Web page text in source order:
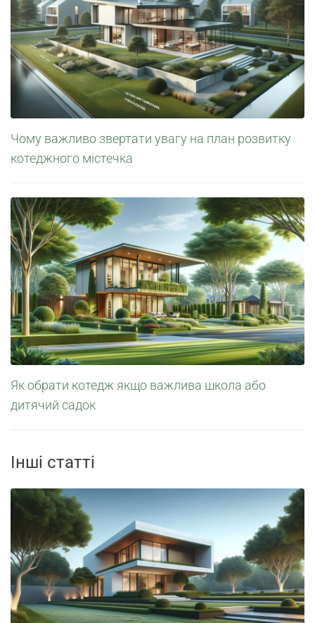
Чому важливо звертати увагу на план розвитку
котеджного містечка
Як обрати котедж якщо важлива школа або
дитячий садок
Інші статті